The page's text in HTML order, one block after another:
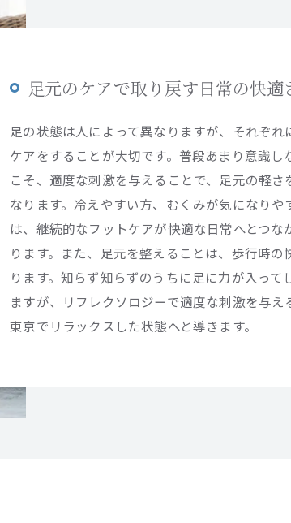
足元のケアで取り戻す日常の快適
足の状態は人によって異なりますが、それぞれ
ケアをすることが大切です。普段あまり意識し
こそ、適度な刺激を与えることで、足元の軽さ
なります。冷えやすい方、むくみが気になりや
は、継続的なフットケアが快適な日常へとつな
ります。また、足元を整えることは、歩行時の
ります。知らず知らずのうちに足に力が入って
ますが、リフレクソロジーで適度な刺激を与え
東京でリラックスした状態へと導きます。